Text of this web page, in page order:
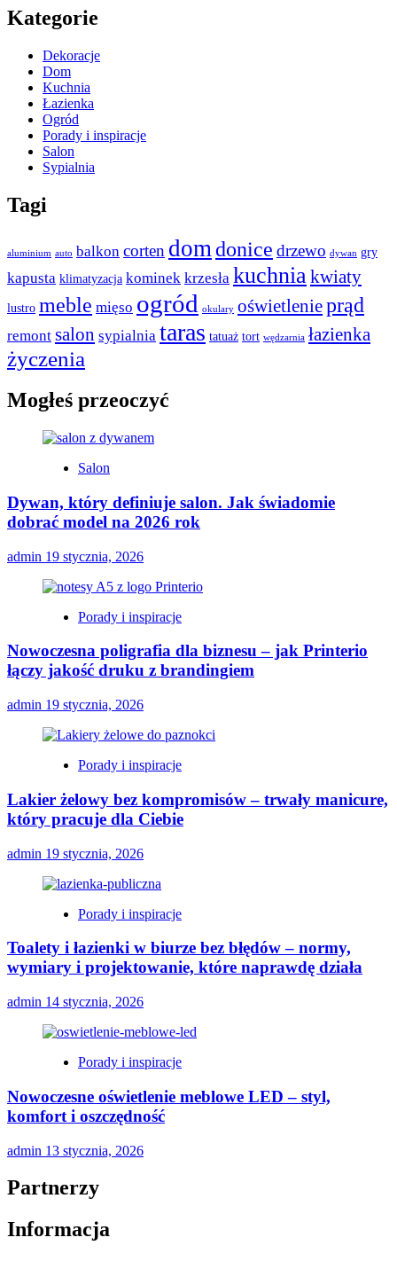
Kategorie
Dekoracje
Dom
Kuchnia
Łazienka
Ogród
Porady i inspiracje
Salon
Sypialnia
Tagi
aluminium auto balkon corten dom donice drzewo dywan gry
kapusta klimatyzacja kominek krzesła kuchnia kwiaty
lustro meble mięso ogród okulary oświetlenieprąd
remont salon sypialnia taras tatuaż tort wędzarnia łazienka
życzenia
Mogłeś przeoczyć
Salon
Dywan, który definiuje salon. Jak świadomie
dobrać model na 2026 rok
admin 19 stycznia, 2026
Porady i inspiracje
Nowoczesna poligrafia dla biznesu – jak Printerio
łączy jakość druku z brandingiem
admin 19 stycznia, 2026
Porady i inspiracje
Lakier żelowy bez kompromisów – trwały manicure,
który pracuje dla Ciebie
admin 19 stycznia, 2026
Porady i inspiracje
Toalety i łazienki w biurze bez błędów – normy,
wymiary i projektowanie, które naprawdę działa
admin 14 stycznia, 2026
Porady i inspiracje
Nowoczesne oświetlenie meblowe LED – styl,
komfort i oszczędność
admin 13 stycznia, 2026
Partnerzy
Informacja